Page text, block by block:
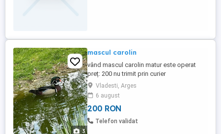
3
mascul carolin
vând mascul carolin matur este operat
preț: 200 nu trimit prin curier
Vladesti, Arges
6 august
200 RON
Telefon validat